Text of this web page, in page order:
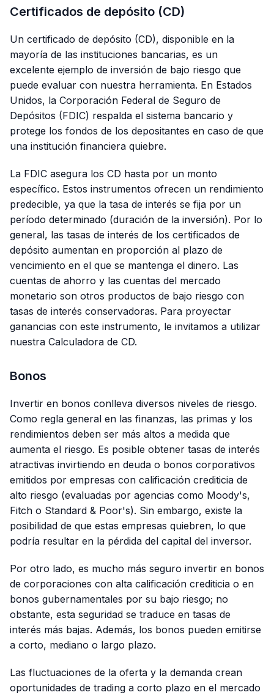
Certificados de depósito (CD)
Un certificado de depósito (CD), disponible en la
mayoría de las instituciones bancarias, es un
excelente ejemplo de inversión de bajo riesgo que
puede evaluar con nuestra herramienta. En Estados
Unidos, la Corporación Federal de Seguro de
Depósitos (FDIC) respalda el sistema bancario y
protege los fondos de los depositantes en caso de que
una institución financiera quiebre.
La FDIC asegura los CD hasta por un monto
específico. Estos instrumentos ofrecen un rendimiento
predecible, ya que la tasa de interés se fija por un
período determinado (duración de la inversión). Por lo
general, las tasas de interés de los certificados de
depósito aumentan en proporción al plazo de
vencimiento en el que se mantenga el dinero. Las
cuentas de ahorro y las cuentas del mercado
monetario son otros productos de bajo riesgo con
tasas de interés conservadoras. Para proyectar
ganancias con este instrumento, le invitamos a utilizar
nuestra Calculadora de CD.
Bonos
Invertir en bonos conlleva diversos niveles de riesgo.
Como regla general en las finanzas, las primas y los
rendimientos deben ser más altos a medida que
aumenta el riesgo. Es posible obtener tasas de interés
atractivas invirtiendo en deuda o bonos corporativos
emitidos por empresas con calificación crediticia de
alto riesgo (evaluadas por agencias como Moody's,
Fitch o Standard & Poor's). Sin embargo, existe la
posibilidad de que estas empresas quiebren, lo que
podría resultar en la pérdida del capital del inversor.
Por otro lado, es mucho más seguro invertir en bonos
de corporaciones con alta calificación crediticia o en
bonos gubernamentales por su bajo riesgo; no
obstante, esta seguridad se traduce en tasas de
interés más bajas. Además, los bonos pueden emitirse
a corto, mediano o largo plazo.
Las fluctuaciones de la oferta y la demanda crean
oportunidades de trading a corto plazo en el mercado